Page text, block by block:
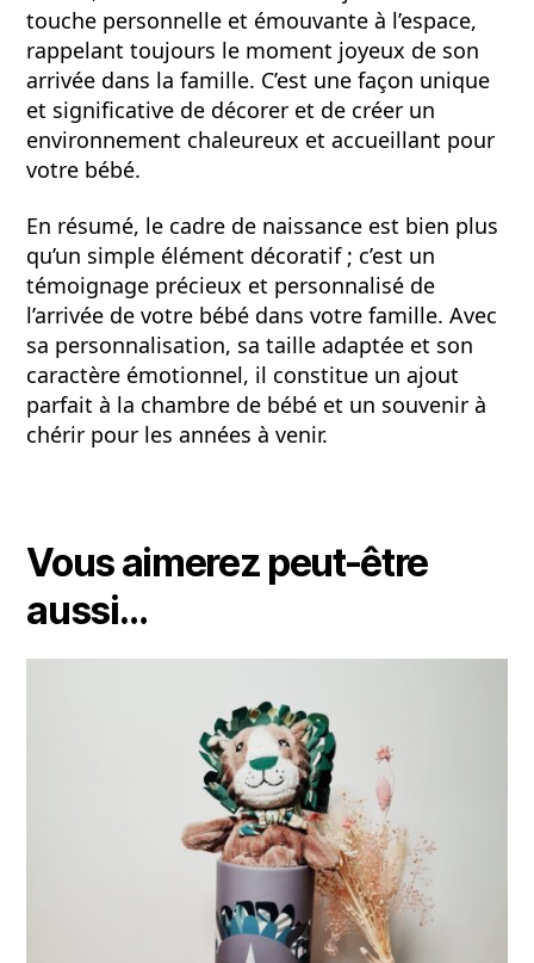
touche personnelle et émouvante à l’espace,
rappelant toujours le moment joyeux de son
arrivée dans la famille. C’est une façon unique
et significative de décorer et de créer un
environnement chaleureux et accueillant pour
votre bébé.
En résumé, le cadre de naissance est bien plus
qu’un simple élément décoratif ; c’est un
témoignage précieux et personnalisé de
l’arrivée de votre bébé dans votre famille. Avec
sa personnalisation, sa taille adaptée et son
caractère émotionnel, il constitue un ajout
parfait à la chambre de bébé et un souvenir à
chérir pour les années à venir.
Vous aimerez peut-être
aussi…